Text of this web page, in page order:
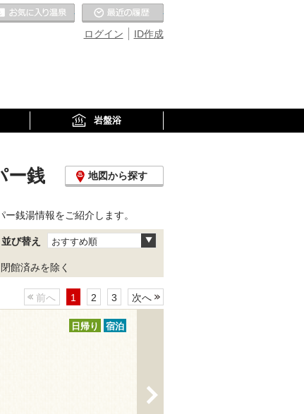
ID作成
ログイン
お気に入りの温泉
岩盤浴
ー銭
地図から探す
銭湯情報をご紹介します。
並び替え おすすめ順
閉館済みを除く
前へ 1 2 3 次へ
日帰り 宿泊